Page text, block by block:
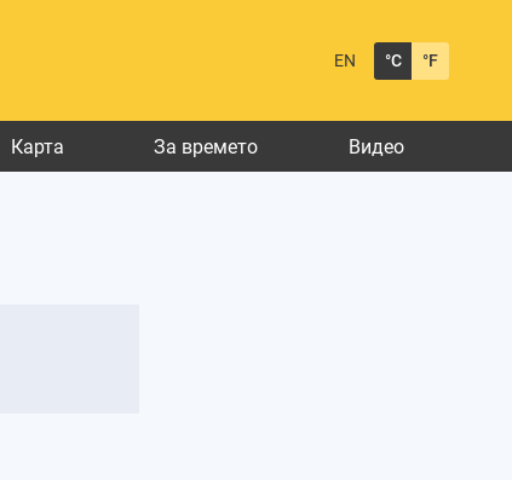
EN °C °F
Карта За времето Видео